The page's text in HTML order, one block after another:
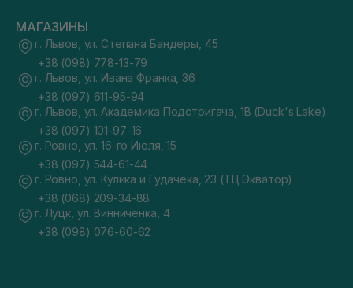
МАГАЗИНЫ
г. Львов, ул. Степана Бандеры, 45
+38 (098) 778-13-79
г. Львов, ул. Ивана Франка, 36
+38 (097) 611-95-94
г. Львов, ул. Академика Подстригача, 1В (Duck's Lake)
+38 (097) 101-97-16
г. Ровно, ул. 16-го Июля, 15
+38 (097) 544-61-44
г. Ровно, ул. Кулика и Гудачека, 23 (ТЦ Экватор)
+38 (068) 209-34-88
г. Луцк, ул. Винниченка, 4
+38 (098) 076-60-62